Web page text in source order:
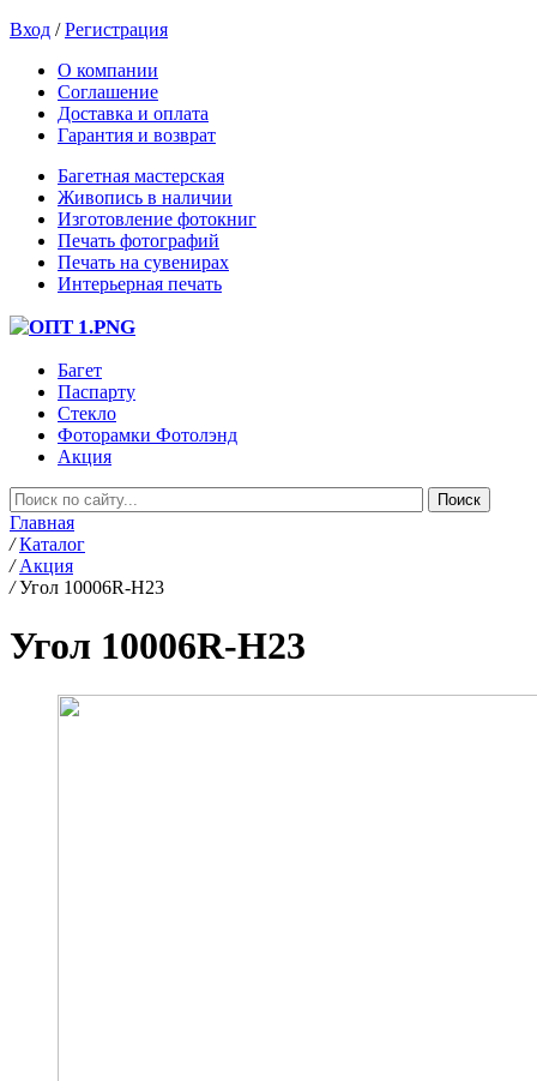
Вход /Регистрация
О компании
Соглашение
Доставка и оплата
Гарантия и возврат
Багетная мастерская
Живопись в наличии
Изготовление фотокниг
Печать фотографий
Печать на сувенирах
Интерьерная печать
Багет
Паспарту
Стекло
Фоторамки Фотолэнд
Акция
Главная
/ Каталог
/ Акция
/ Угол 10006R-H23
Угол 10006R-H23